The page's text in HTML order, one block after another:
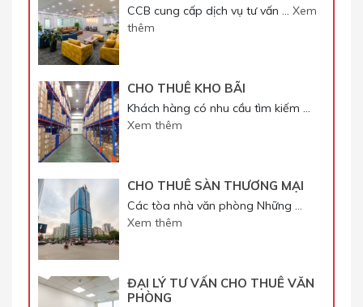
CCB cung cấp dịch vụ tư vấn … Xem
thêm
CHO THUÊ KHO BÃI
Khách hàng có nhu cầu tìm kiếm …
Xem thêm
CHO THUÊ SÀN THƯƠNG MẠI
Các tòa nhà văn phòng Những …
Xem thêm
ĐẠI LÝ TƯ VẤN CHO THUÊ VĂN
PHÒNG